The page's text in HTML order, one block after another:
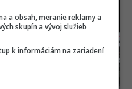
iPhone. Ľudia vyzývajú
a obsah, meranie reklamy a
skupín a vývoj služieb
k informáciám na zariadení